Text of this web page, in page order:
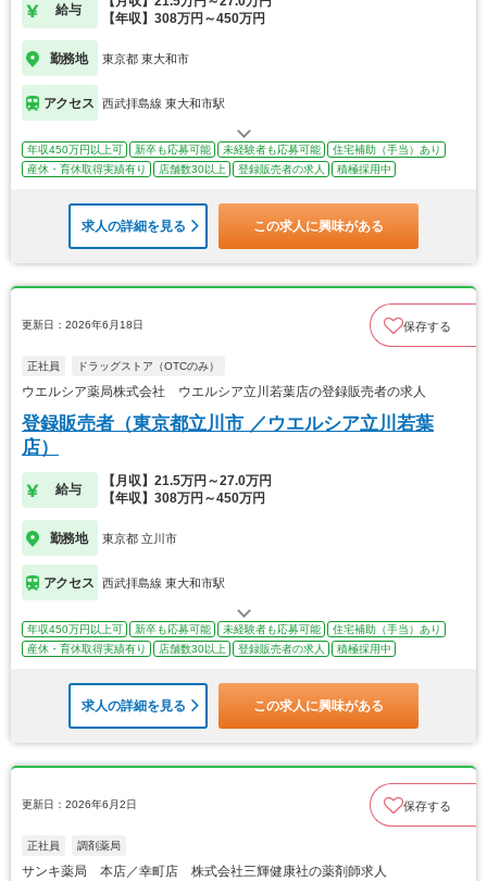
給与
【年収】308万円～450万円
勤務地 東京都 東大和市
アクセス 西武拝島線 東大和市駅
年収450万円以上可 新卒も応募可能 未経験者も応募可能
住宅補助（手当）あり
産休・育休取得実績有り
店舗数30以上 登録販売者の求人 積極採用中
求人の詳細を見る この求人に興味がある
更新日：2026年6月18日 保存する
正社員 ドラッグストア（OTCのみ）
ウエルシア薬局株式会社 ウエルシア立川若葉店の登録販売者の求人
登録販売者（東京都立川市 ／ウエルシア立川若葉
店）
給与
【月収】21.5万円～27.0万円
【年収】308万円～450万円
勤務地 東京都 立川市
アクセス 西武拝島線 東大和市駅
年収450万円以上可 新卒も応募可能 未経験者も応募可能
住宅補助（手当）あり
産休・育休取得実績有り
店舗数30以上 登録販売者の求人 積極採用中
求人の詳細を見る この求人に興味がある
更新日：2026年6月2日 保存する
正社員 調剤薬局
サンキ薬局 本店／幸町店 株式会社三輝健康社の薬剤師求人